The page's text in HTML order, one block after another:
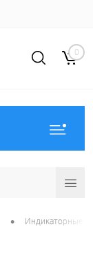
0
• Индикаторные